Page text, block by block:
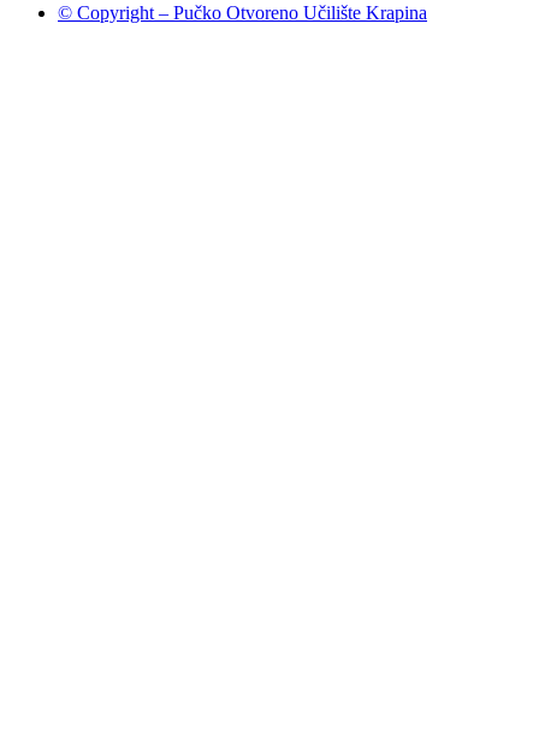
© Copyright – Pučko Otvoreno Učilište Krapina